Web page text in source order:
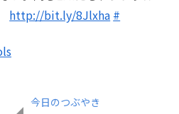
http://bit.ly/8Jlxha #
今日のつぶやき